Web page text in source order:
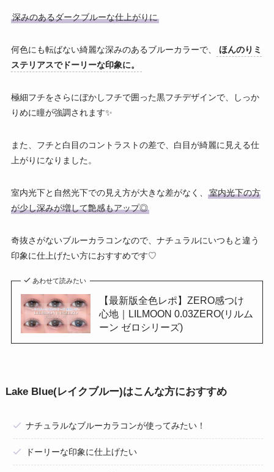
深みのあるダークブルーな仕上がりに
何色にも転ばない綺麗な深みのあるブルーカラーで、
ほんのりミ
ステリアスでドーリーな印象に。
極細フチをさらにぼかしフチで囲った黒フチデザインで、しっか
りめに瞳が強調されます✨
また、フチと白目のコントラストの差で、白目が綺麗に見える仕
上がりになりました。
室内光下と自然光下での見え方が大きな差がなく、
室内光下の方
が少し深みが増して艶感もアップ◎
奇抜さがないブルーカラコンなので、ナチュラルにいつもと違う
印象に仕上げたい方におすすめです♡
あわせて読みたい
【最新版全色レポ】ZERO感つけ
心地｜LILMOON 0.03ZERO(リルム
ーン ゼロシリーズ)
Lake Blue(レイクブルー)はこんな方におすすめ
ナチュラルなブルーカラコンが使ってみたい！
ドーリーな印象に仕上げたい